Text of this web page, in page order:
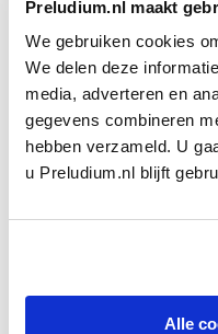
Preludium.nl maakt
We gebruiken cookies
We delen deze
media, adverteren en
gegevens combineren
hebben verzameld. U
u Preludium.nl blijft
Alle
Wynton Ma­rsalis en het
al veel gehoord. De